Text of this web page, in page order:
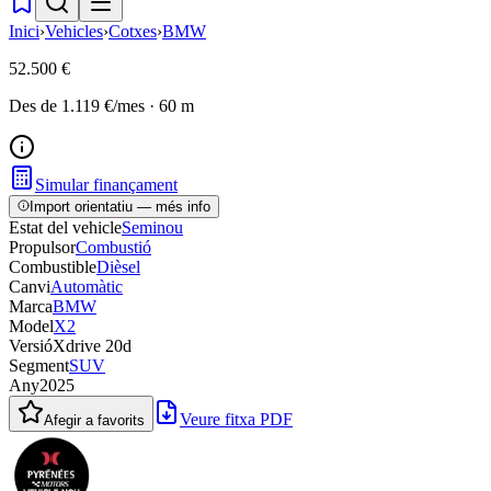
Inici›Vehicles›Cotxes›BMW
52.500 €
Des de 1.119 €/mes · 60 m
Simular finançament
Import orientatiu — més info
Estat del vehicleSeminou
PropulsorCombustió
CombustibleDièsel
CanviAutomàtic
MarcaBMW
ModelX2
VersióXdrive 20d
SegmentSUV
Any2025
Afegir a favorits Veure fitxa PDF